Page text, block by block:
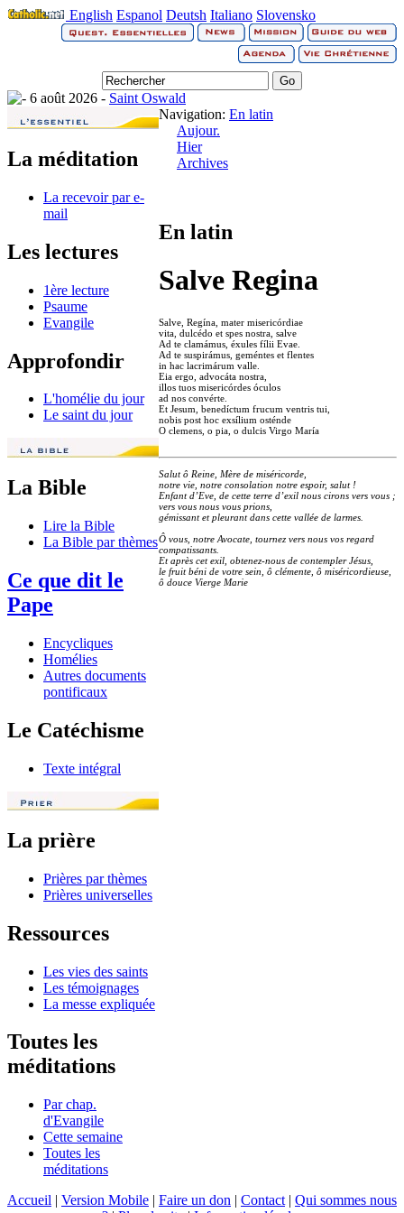
English Espanol Deutsh Italiano Slovensko
6 août 2026 - Saint Oswald
La méditation
La recevoir par e-
mail
Les lectures
1ère lecture
Psaume
Evangile
Approfondir
L'homélie du jour
Le saint du jour
La Bible
Lire la Bible
La Bible par thèmes
Ce que dit le
Pape
Encycliques
Homélies
Autres documents
pontificaux
Le Catéchisme
Texte intégral
La prière
Prières par thèmes
Prières universelles
Ressources
Les vies des saints
Les témoignages
La messe expliquée
Toutes les
méditations
Par chap.
d'Evangile
Cette semaine
Toutes les
méditations
Navigation: En latin
Aujour.
Hier
Archives
En latin
Salve Regina
Salve, Regína, mater misericórdiae
vita, dulcédo et spes nostra, salve
Ad te clamámus, éxules fílii Evae.
Ad te suspirámus, geméntes et flentes
in hac lacrimárum valle.
Eia ergo, advocáta nostra,
illos tuos misericórdes óculos
ad nos convérte.
Et Jesum, benedíctum frucum ventris tui,
nobis post hoc exsílium osténde
O clemens, o pia, o dulcis Virgo María
Salut ô Reine, Mère de miséricorde,
notre vie, notre consolation notre espoir, salut !
Enfant d’Eve, de cette terre d’exil nous cirons vers vous ;
vers vous nous vous prions,
gémissant et pleurant dans cette vallée de larmes.
Ô vous, notre Avocate, tournez vers nous vos regard
compatissants.
Et après cet exil, obtenez-nous de contempler Jésus,
le fruit béni de votre sein, ô clémente, ô miséricordieuse,
ô douce Vierge Marie
Accueil | Version Mobile | Faire un don | Contact | Qui sommes nous